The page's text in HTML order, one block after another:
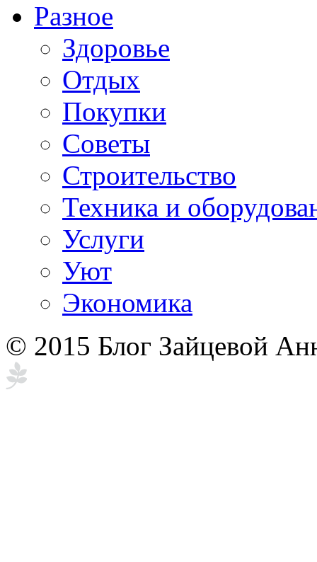
Разное
Здоровье
Отдых
Покупки
Советы
Строительство
Техника и
Услуги
Уют
Экономика
© 2015 Блог Зайцевой